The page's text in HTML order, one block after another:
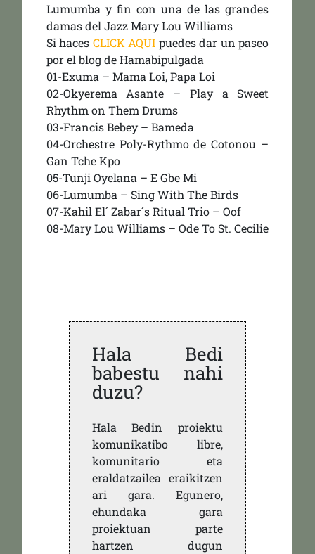
Lumumba y fin con una de las grandes
damas del Jazz Mary Lou Williams
Si haces CLICK AQUI puedes dar un paseo
por el blog de Hamabipulgada
01-Exuma – Mama Loi, Papa Loi
02-Okyerema Asante – Play a Sweet
Rhythm on Them Drums
03-Francis Bebey – Bameda
04-Orchestre Poly-Rythmo de Cotonou –
Gan Tche Kpo
05-Tunji Oyelana – E Gbe Mi
06-Lumumba – Sing With The Birds
07-Kahil El´ Zabar´s Ritual Trio – Oof
08-Mary Lou Williams – Ode To St. Cecilie
Hala Bedi
babestu nahi
duzu?
Hala Bedin proiektu
komunikatibo libre,
komunitario eta
eraldatzailea eraikitzen
ari gara. Egunero,
ehundaka gara
proiektuan parte
hartzen dugun